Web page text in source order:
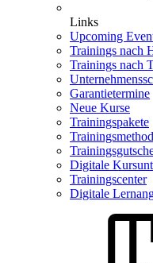
Links
Upcoming
Trainings nach
Trainings nach
Garantietermine
Neue Kurse
Trainingspakete
Digitale
Trainingscenter
Digitale